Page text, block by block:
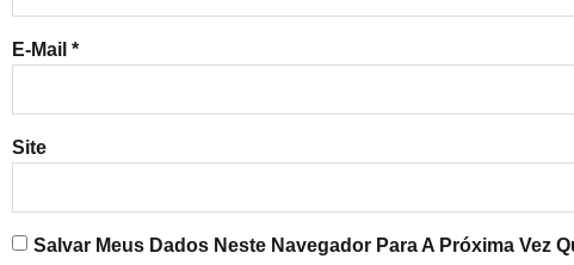
E-Mail *
Site
Salvar Meus Dados Neste Navegador Para A Próxima Vez